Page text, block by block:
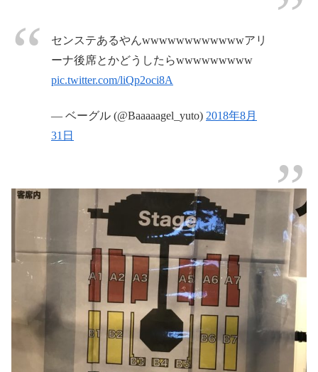
センステあるやんwwwwwwwwwwwwアリ
ーナ後席とかどうしたらwwwwwwwww
pic.twitter.com/liQp2oci8A
— ベーグル (@Baaaaagel_yuto) 2018年8月
31日